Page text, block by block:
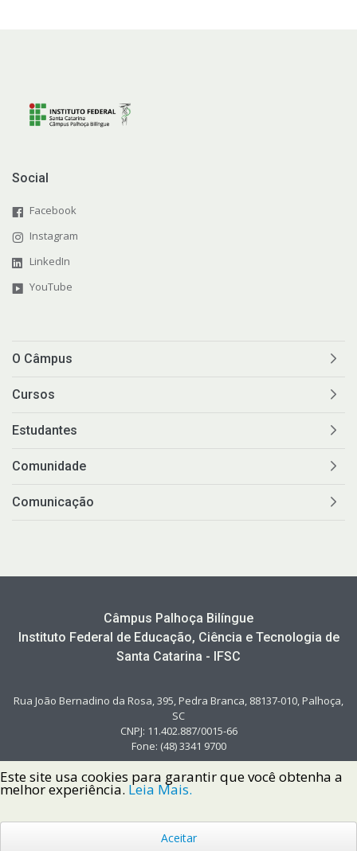
Social
Facebook
Instagram
LinkedIn
YouTube
O Câmpus
Cursos
Estudantes
Comunidade
Comunicação
Câmpus Palhoça Bilíngue
Instituto Federal de Educação, Ciência e Tecnologia de
Santa Catarina - IFSC
Rua João Bernadino da Rosa, 395, Pedra Branca, 88137-010, Palhoça,
SC
CNPJ: 11.402.887/0015-66
Fone: (48) 3341 9700
Copyright © 2022 Instituto Federal de Santa Catarina IFSC
Este site usa cookies para garantir que você obtenha a
melhor experiência. Leia Mais.
Aceitar